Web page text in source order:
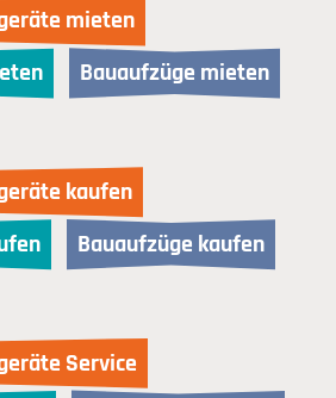
mieten
Bauaufzüge mieten
kaufen
Bauaufzüge kaufen
Service